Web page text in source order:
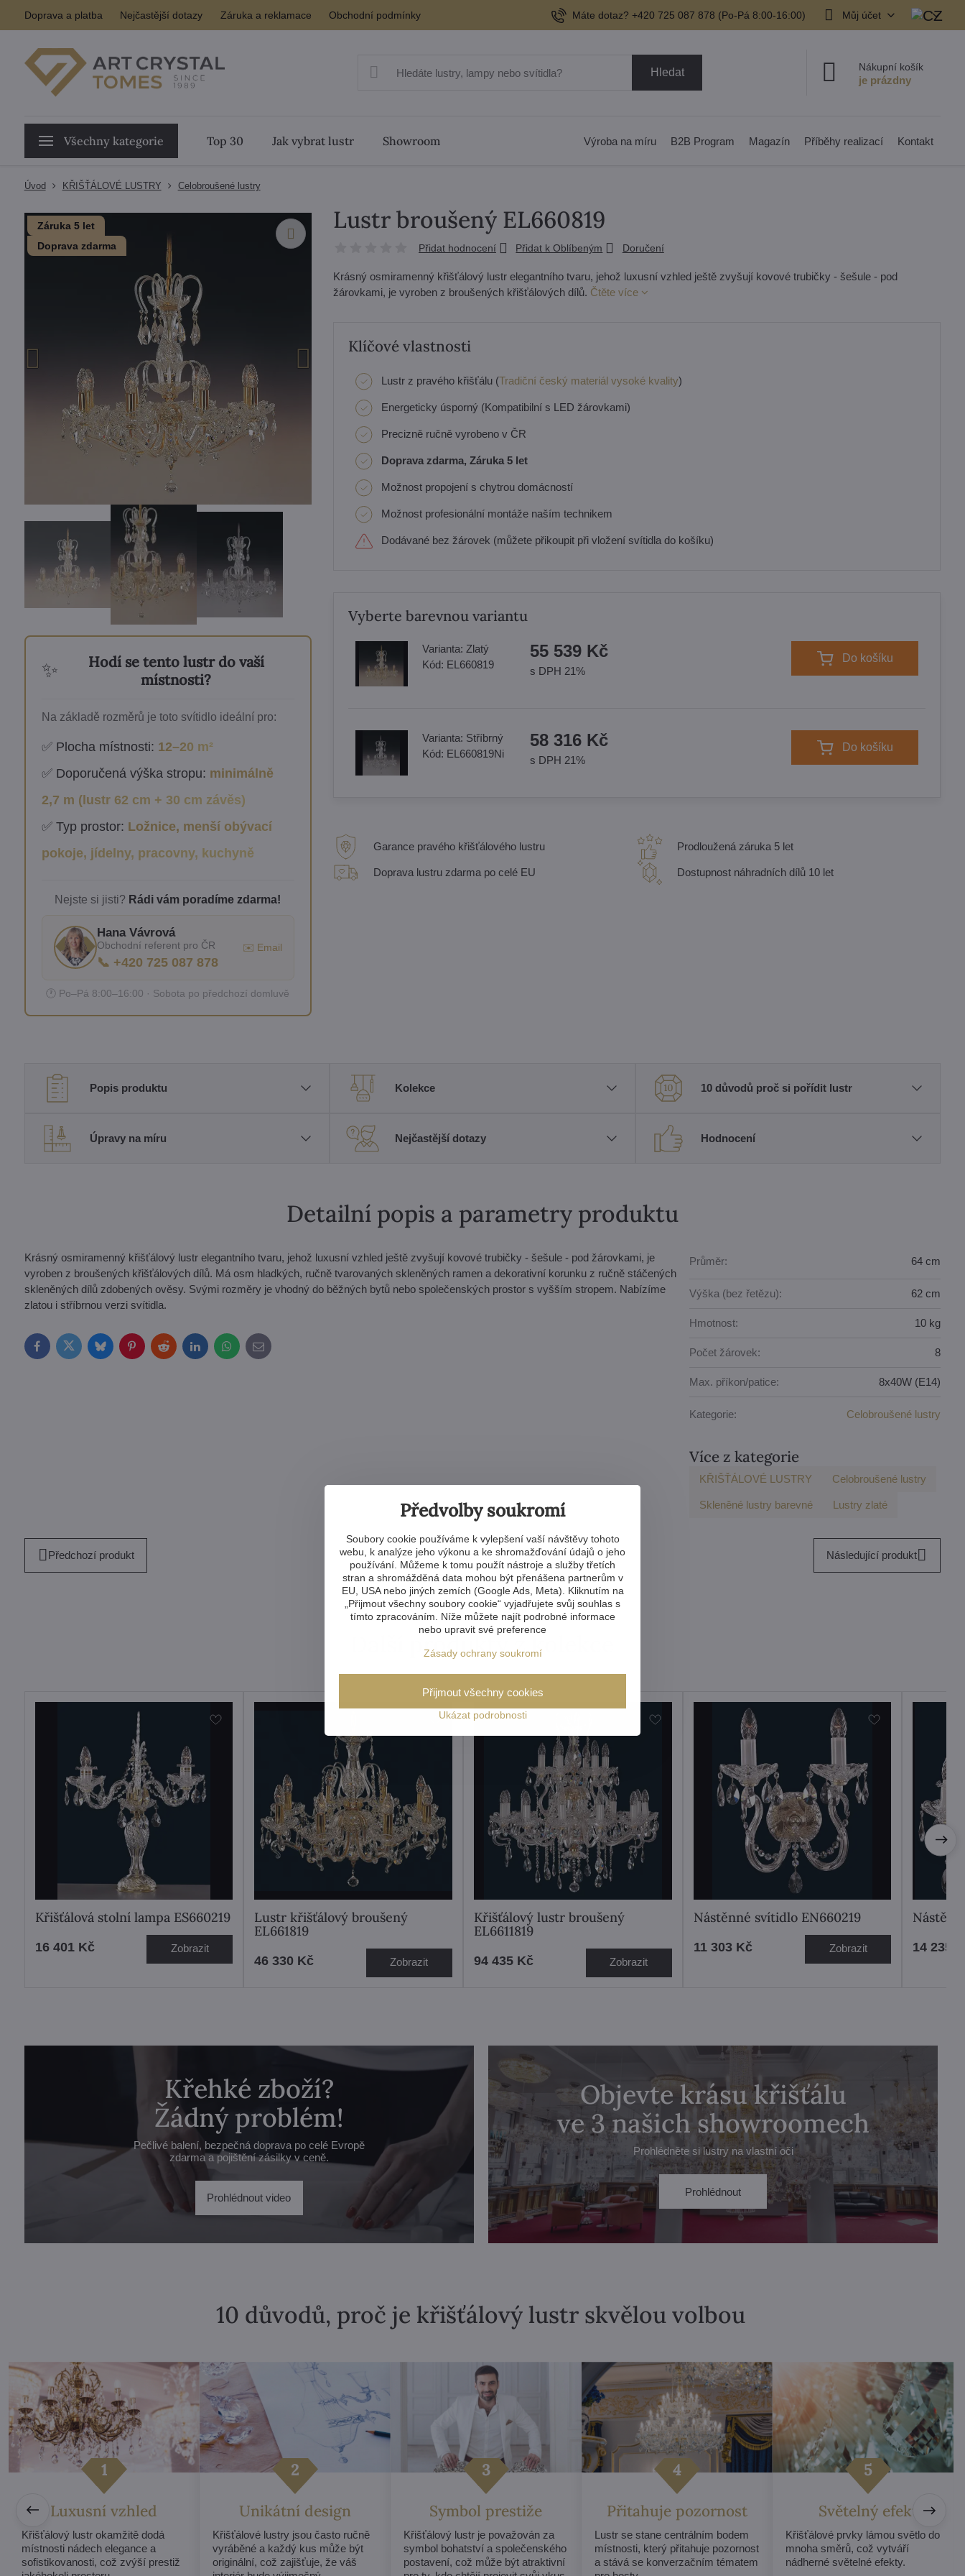
Doprava a platba Nejčastější dotazy Záruka a reklamace Obchodní podmínky Máte dotaz? +420 725 087 878​ (Po-Pá 8:00-16:00) Můj účet
Hledat Nákupní košík
Všechny kategorie Top 30 Jak vybrat lustr Showroom Výroba na míru B2B Program Magazín Příběhy realizací Kontakt
Úvod KŘIŠŤÁLOVÉ LUSTRY Celobroušené lustry
Záruka 5 let
Doprava zdarma
✨
Hodí se tento lustr do vaší
místnosti?
Na základě rozměrů je toto svítidlo ideální pro:
✅ Plocha místnosti: 12–20 m²
✅ Doporučená výška stropu: minimálně
2,7 m (lustr 62 cm + 30 cm závěs)
✅ Typ prostor: Ložnice, menší obývací
pokoje, jídelny, pracovny, kuchyně
Nejste si jisti? Rádi vám poradíme zdarma!
Hana Vávrová
Obchodní referent pro ČR
📞 +420 725 087 878
✉️ Email
🕐 Po–Pá 8:00–16:00 · Sobota po předchozí domluvě
Lustr broušený EL660819
Přidat hodnocení Přidat k Oblíbeným Doručení
Krásný osmiramenný křišťálový lustr elegantního tvaru, jehož luxusní vzhled ještě zvyšují kovové trubičky - šešule - pod
žárovkami, je vyroben z broušených křišťálových dílů. Čtěte více
Klíčové vlastnosti
Lustr z pravého křišťálu (Tradiční český materiál vysoké kvality)
Energeticky úsporný (Kompatibilní s LED žárovkami)
Precizně ručně vyrobeno v ČR
Doprava zdarma, Záruka 5 let
Možnost propojení s chytrou domácností
Možnost profesionální montáže naším technikem
Dodávané bez žárovek (můžete přikoupit při vložení svítidla do košíku)
Vyberte barevnou variantu
Varianta: Zlatý
Kód: EL660819
55 539 Kč
s DPH 21%
Do košíku
Varianta: Stříbrný
Kód: EL660819Ni
58 316 Kč
s DPH 21%
Do košíku
Garance pravého křišťálového lustru
Doprava lustru zdarma po celé EU
Prodloužená záruka 5 let
Dostupnost náhradních dílů 10 let
Popis produktu Kolekce 10 důvodů proč si pořídit lustr
Úpravy na míru Nejčastější dotazy Hodnocení
Detailní popis a parametry produktu
Krásný osmiramenný křišťálový lustr elegantního tvaru, jehož luxusní vzhled ještě zvyšují kovové trubičky - šešule - pod žárovkami, je
vyroben z broušených křišťálových dílů. Má osm hladkých, ručně tvarovaných skleněných ramen a dekorativní korunku z ručně stáčených
skleněných dílů zdobených ověsy. Svými rozměry je vhodný do běžných bytů nebo společenských prostor s vyšším stropem. Nabízíme
zlatou i stříbrnou verzi svítidla.
FacebookTwitterBlueskyPinterestRedditLinkedInWhatsApp
E-
mail
Průměr: 64 cm
Výška (bez řetězu): 62 cm
Hmotnost: 10 kg
Počet žárovek: 8
Max. příkon/patice: 8x40W (E14)
Kategorie: Celobroušené lustry
Více z kategorie
KŘIŠŤÁLOVÉ LUSTRY Celobroušené lustry
Skleněné lustry barevné Lustry zlaté
Předchozí produkt Následující produkt
Další produkty z kolekce
Křišťálová stolní lampa ES660219
16 401 Kč Zobrazit
Lustr křišťálový broušený
EL661819
46 330 Kč Zobrazit
Křišťálový lustr broušený
EL6611819
94 435 Kč Zobrazit
Nástěnné svítidlo EN660219
11 303 Kč Zobrazit 14 235
Křehké zboží?
Žádný problém!
Pečlivé balení, bezpečná doprava po celé Evropě
zdarma a pojištění zásilky v ceně.
Prohlédnout video
Objevte krásu křišťálu
ve 3 našich showroomech
Prohlédněte si lustry na vlastní oči
Prohlédnout
10 důvodů, proč je křišťálový lustr skvělou volbou
Luxusní vzhled
Křišťálový lustr okamžitě dodá
místnosti nádech elegance a
sofistikovanosti, což zvýší prestiž
Unikátní design
Křišťálové lustry jsou často ručně
vyráběné a každý kus může být
originální, což zajišťuje, že váš
Symbol prestiže
Křišťálový lustr je považován za
symbol bohatství a společenského
postavení, což může být atraktivní
Přitahuje pozornost
Lustr se stane centrálním bodem
místnosti, který přitahuje pozornost
a stává se konverzačním tématem
Světelný efekt
Křišťálové prvky lámou světlo do
mnoha směrů, což vytváří
nádherné světelné efekty.
Předvolby soukromí
Soubory cookie používáme k vylepšení vaší návštěvy tohoto
webu, k analýze jeho výkonu a ke shromažďování údajů o jeho
používání. Můžeme k tomu použít nástroje a služby třetích
stran a shromážděná data mohou být přenášena partnerům v
EU, USA nebo jiných zemích (Google Ads, Meta). Kliknutím na
„Přijmout všechny soubory cookie“ vyjadřujete svůj souhlas s
tímto zpracováním. Níže můžete najít podrobné informace
nebo upravit své preference
Zásady ochrany soukromí
Ukázat podrobnosti
Přijmout všechny cookies